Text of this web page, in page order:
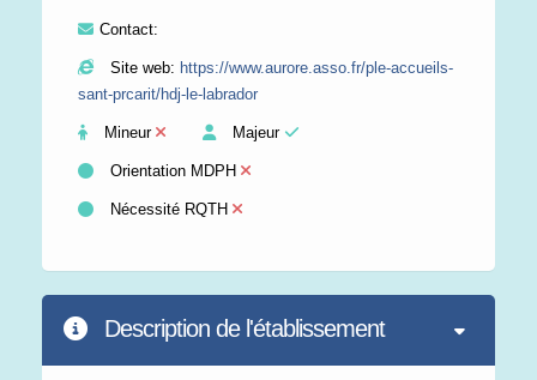
Contact:
Site web: https://www.aurore.asso.fr/ple-accueils-
sant-prcarit/hdj-le-labrador
Mineur Majeur
Orientation MDPH
Nécessité RQTH
Description de l'établissement